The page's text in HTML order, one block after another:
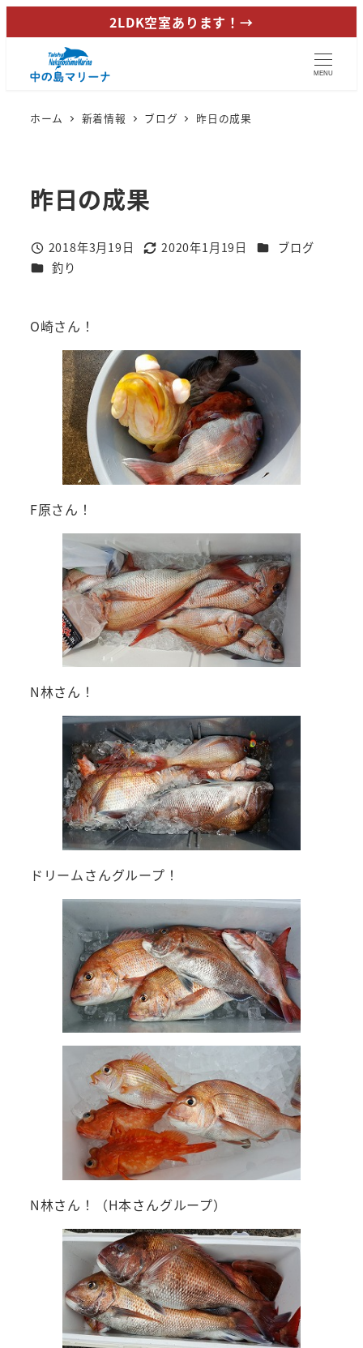
イ
2LDK空室あります！→
MENU
ホーム 新着情報 ブログ 昨日の成果
昨日の成果
投稿日
2018年3月19日
更新日
2020年1月19日 カテゴリー
ブログ
カテゴリー
釣り
O崎さん！
F原さん！
N林さん！
ドリームさんグループ！
N林さん！（H本さんグループ）